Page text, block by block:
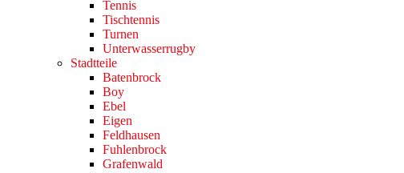
Tennis
Tischtennis
Turnen
Unterwasserrugby
Stadtteile
Batenbrock
Boy
Ebel
Eigen
Feldhausen
Fuhlenbrock
Grafenwald